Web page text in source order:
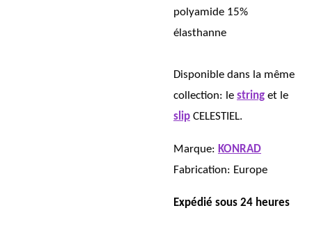
polyamide 15%
élasthanne
Disponible dans la même
collection: le string et le
slip CELESTIEL.
Marque: KONRAD
Fabrication: Europe
Expédié sous 24 heures